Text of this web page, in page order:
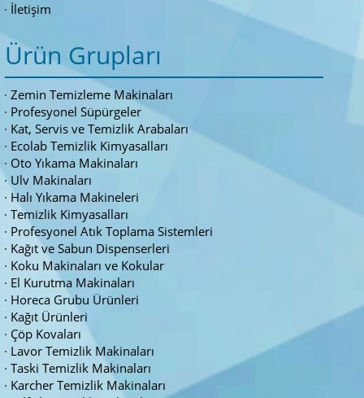
İletişim
Ürün Grupları
Zemin Temizleme Makinaları
Profesyonel Süpürgeler
Kat, Servis ve Temizlik Arabaları
Ecolab Temizlik Kimyasalları
Oto Yıkama Makinaları
Ulv Makinaları
Halı Yıkama Makineleri
Temizlik Kimyasalları
Profesyonel Atık Toplama Sistemleri
Kağıt ve Sabun Dispenserleri
Koku Makinaları ve Kokular
El Kurutma Makinaları
Horeca Grubu Ürünleri
Kağıt Ürünleri
Çöp Kovaları
Lavor Temizlik Makinaları
Taski Temizlik Makinaları
Karcher Temizlik Makinaları